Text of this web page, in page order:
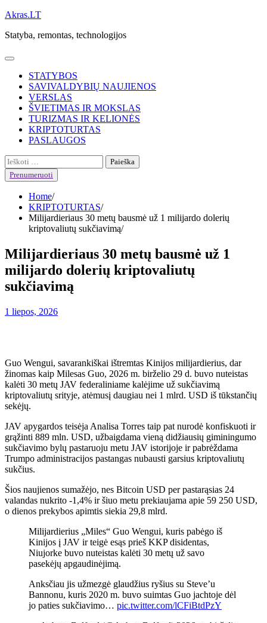
Skip
content
Akras.LT
Statyba, remontas, technologijos
STATYBOS
SAVIVALDYBIŲ NAUJIENOS
VERSLAS
ŠVIETIMAS IR MOKSLAS
TURIZMAS IR KELIONĖS
KRIPTOTURTAS
PASLAUGOS
Ieškoti:
Prenumeruoti
Home
KRIPTOTURTAS
Milijardieriaus 30 metų bausmė už 1 milijardo dolerių
kriptovaliutų sukčiavimą
Milijardieriaus 30 metų bausmė už 1
milijardo dolerių kriptovaliutų
sukčiavimą
1 liepos, 2026
Guo Wengui, savarankiškai ištremtas Kinijos milijardierius, dar
žinomas kaip Milesas Guo, 2026 m. birželio 29 d. buvo nuteistas
kalėti 30 metų JAV federaliniame kalėjime už sukčiavimą
kriptovaliutų srityje, atėmusį daugiau nei 1 mlrd. USD iš tūkstančių
sekėjų.
JAV apygardos teisėja Analisa Torres taip pat nurodė konfiskuoti ir
grąžinti 889 mln. USD, užbaigdama vieną didžiausių giminingumo
sukčiavimo bylų pastaruoju metu JAV istorijoje ir pabrėždama
Trumpo administracijos pastangas nubausti garsius kriptovaliutų
sukčius.
Šios naujienos sumažėjo, nes Bitcoin USD per pastarąsias 24
valandas nukrito -1,4% ir šiuo metu prekiaujama apie 59 250 USD,
o dienos prekybos apimtis siekia 29,8 mlrd.
Milijardierius „Miles“ Guo Wengui, kuris pabėgo iš
Kinijos į JAV ir teigė esąs prieš KKP disidentas,
Niujorke buvo nuteistas kalėti 30 metų už savo
pasekėjų apgaudinėjimą.
Anksčiau jis užmezgė glaudžius ryšius su Steve’u
Bannonu, kuris 2020 m. buvo suimtas Guo jachtoje dėl
jo paties sukčiavimo… pic.twitter.com/lCFiBtdPzY